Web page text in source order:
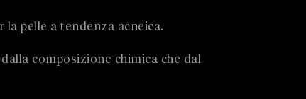
pelle a tendenza acneica.
composizione chimica che dal